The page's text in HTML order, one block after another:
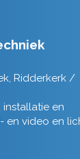
Ridderkerk /
installatie en
en video en